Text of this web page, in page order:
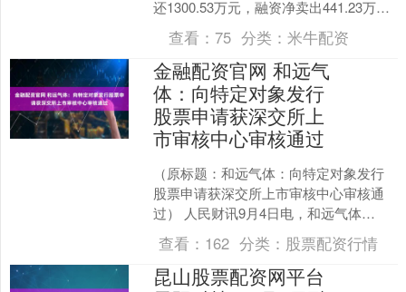
还1300.53万元，融资净卖出441.23万
元，融资余额7227.01万元，近20个....
查看： 75 分类： 米牛配资
金融配资官网 和远气
体：向特定对象发行
股票申请获深交所上
市审核中心审核通过
（原标题：和远气体：向特定对象发行
股票申请获深交所上市审核中心审核通
过） 人民财讯9月4日电，和远气体
(002971)9月4日午间公告，公司收到深交
所出具的《关....
查看： 162 分类： 股票配资行情
昆山股票配资网平台